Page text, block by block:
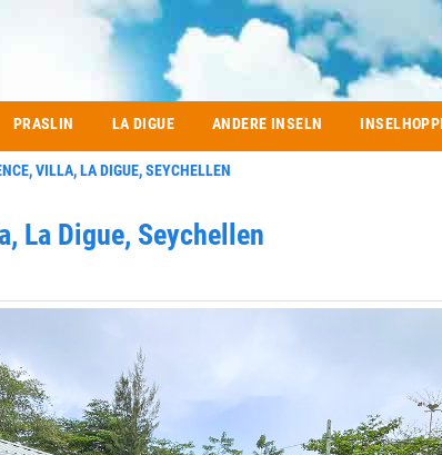
PRASLIN LA DIGUE ANDERE INSELN
VILLA, LA DIGUE, SEYCHELLEN
La Digue, Seychellen